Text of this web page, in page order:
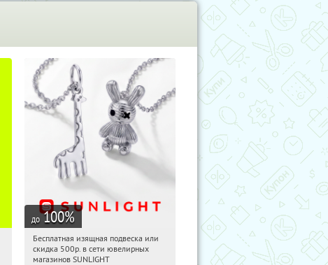
до 100%
01:50:59 Получили:
Россия
Бесплатная изящная подвеска или
скидка 500р. в сети ювелирных
магазинов SUNLIGHT